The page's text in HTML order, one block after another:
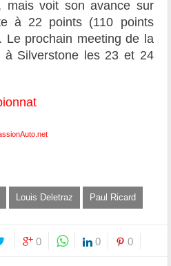
mais voit son avance sur
à 22 points (110 points
Le prochain meeting de la
à Silverstone les 23 et 24
Louis Deletraz Paul Ricard
0 0 0